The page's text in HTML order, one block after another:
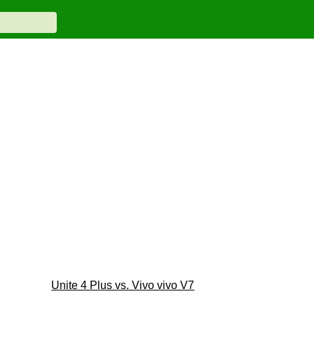
Unite 4 Plus vs. Vivo vivo V7